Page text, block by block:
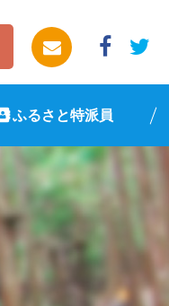
ふるさと特派員